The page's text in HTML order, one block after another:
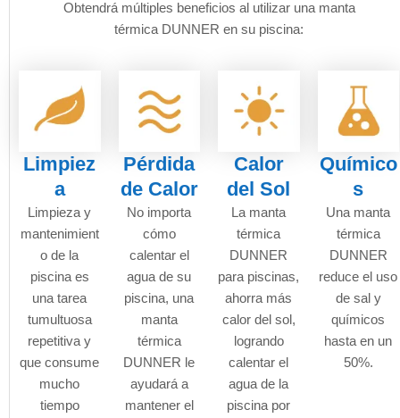
Obtendrá múltiples beneficios al utilizar una manta
térmica DUNNER en su piscina:
Limpiez
a
Limpieza y
mantenimient
o de la
piscina es
una tarea
tumultuosa
repetitiva y
que consume
mucho
tiempo
Pérdida
de Calor
No importa
cómo
calentar el
agua de su
piscina, una
manta
térmica
DUNNER le
ayudará a
mantener el
Calor
del Sol
La manta
térmica
DUNNER
para piscinas,
ahorra más
calor del sol,
logrando
calentar el
agua de la
piscina por
Químico
s
Una manta
térmica
DUNNER
reduce el uso
de sal y
químicos
hasta en un
50%.